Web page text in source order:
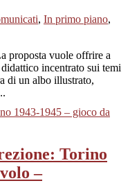
, In primo piano,
proposta vuole offrire a
incentrato sui temi
di un albo illustrato,
Torino
–